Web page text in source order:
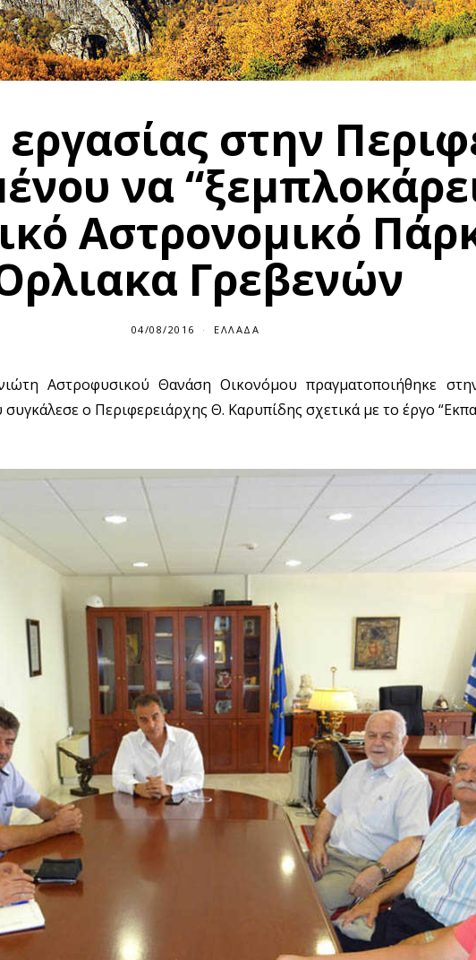
στην
να
Αστρονομικό
Γρεβενών
04/08/2016 ΕΛΛΆΔΑ
Αστροφυσικού Θανάση Οικονόμου πραγματοποιήθηκε
ο Περιφερειάρχης Θ. Καρυπίδης σχετικά με το έργο